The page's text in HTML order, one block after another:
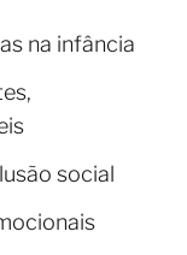
na infância
social